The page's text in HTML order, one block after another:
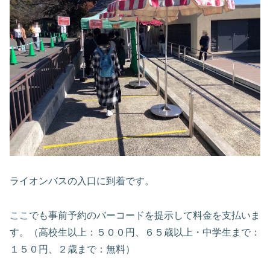
ライオンバスの入口に到着です。
ここでも事前予約のバーコードを提示して料金を支払いま
す。（高校生以上：５００円、６５歳以上・中学生まで：
１５０円、２歳まで：無料）